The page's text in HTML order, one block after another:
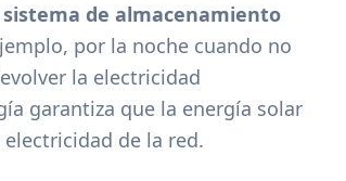
sistema de almacenamiento
por la noche cuando no
la electricidad
garantiza que la energía solar
de la red.